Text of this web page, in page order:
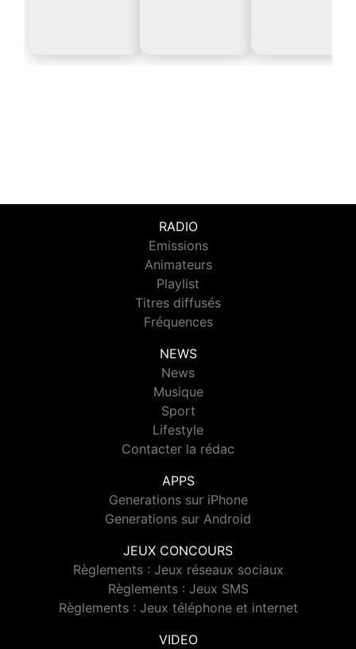
RADIO
Emissions
Animateurs
Playlist
Titres diffusés
Fréquences
NEWS
News
Musique
Sport
Lifestyle
Contacter la rédac
APPS
Generations sur iPhone
Generations sur Android
JEUX CONCOURS
Règlements : Jeux réseaux sociaux
Règlements : Jeux SMS
Règlements : Jeux téléphone et internet
VIDEO